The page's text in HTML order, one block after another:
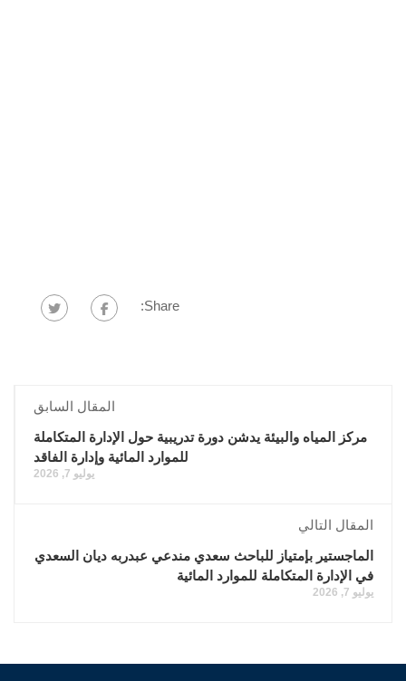
Share:
المقال السابق
مركز المياه والبيئة يدشن دورة تدريبية حول الإدارة المتكاملة
للموارد المائية وإدارة الفاقد
يوليو 7, 2026
المقال التالي
الماجستير بإمتياز للباحث سعدي مندعي عبدربه ديان السعدي
في الإدارة المتكاملة للموارد المائية
يوليو 7, 2026